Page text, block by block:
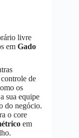
livre
em Gado
de
os
sua equipe
do negócio.
o core
em